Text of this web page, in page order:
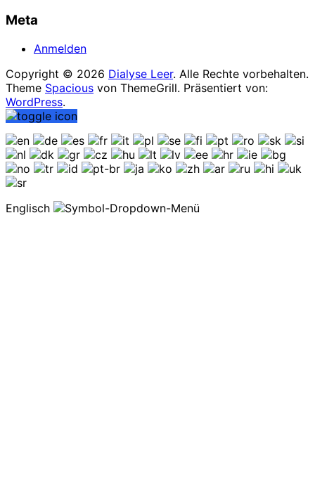
Meta
Anmelden
Copyright © 2026 Dialyse Leer. Alle Rechte vorbehalten.
Theme Spacious von ThemeGrill. Präsentiert von:
WordPress.
Englisch